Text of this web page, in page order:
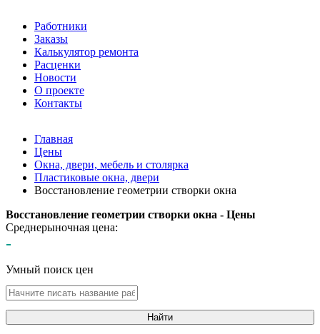
Работники
Заказы
Калькулятор ремонта
Расценки
Новости
О проекте
Контакты
Главная
Цены
Окна, двери, мебель и столярка
Пластиковые окна, двери
Восстановление геометрии створки окна
Восстановление геометрии створки окна - Цены
Среднерыночная цена:
-
Умный поиск цен
Найти